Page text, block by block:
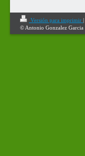
Versión para imprimir |
© Antonio Gonzalez Garcia